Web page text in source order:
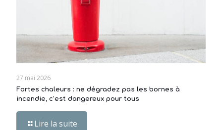
27 mai 2026
Fortes chaleurs : ne dégradez pas les bornes à
incendie, c’est dangereux pour tous
Lire la suite